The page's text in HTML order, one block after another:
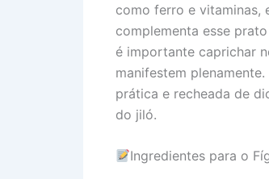
como ferro e vitaminas,
complementa esse
é importante caprichar
manifestem
prática e recheada de
do jiló.
Ingredientes para o